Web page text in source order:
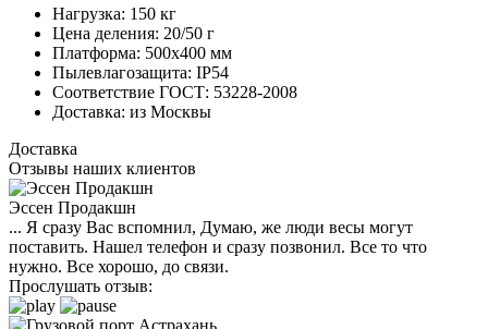
Нагрузка: 150 кг
Цена деления: 20/50 г
Платформа: 500х400 мм
Пылевлагозащита: IP54
Соответствие ГОСТ: 53228-2008
Доставка: из Москвы
Доставка
Отзывы наших клиентов
Эссен Продакшн
... Я сразу Вас вспомнил, Думаю, же люди весы могут
поставить. Нашел телефон и сразу позвонил. Все то что
нужно. Все хорошо, до связи.
Прослушать отзыв: